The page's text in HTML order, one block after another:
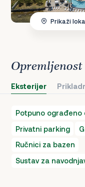
Prikaži
Opremljenost
Eksterijer
Potpuno ograđeno
Privatni parking
Ručnici za bazen
Sustav za